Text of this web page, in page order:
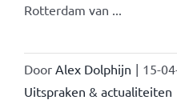
Rotterdam van ...
Door Alex Dolphijn | 15-
Uitspraken & actualiteiten